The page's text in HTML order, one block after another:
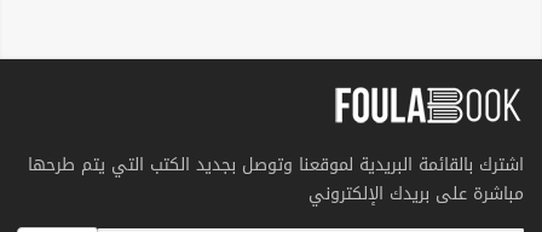
اشترك بالقائمة البريدية لموقعنا وتوصل بجديد الكتب التي يتم طرحها
مباشرة على بريدك الإلكتروني